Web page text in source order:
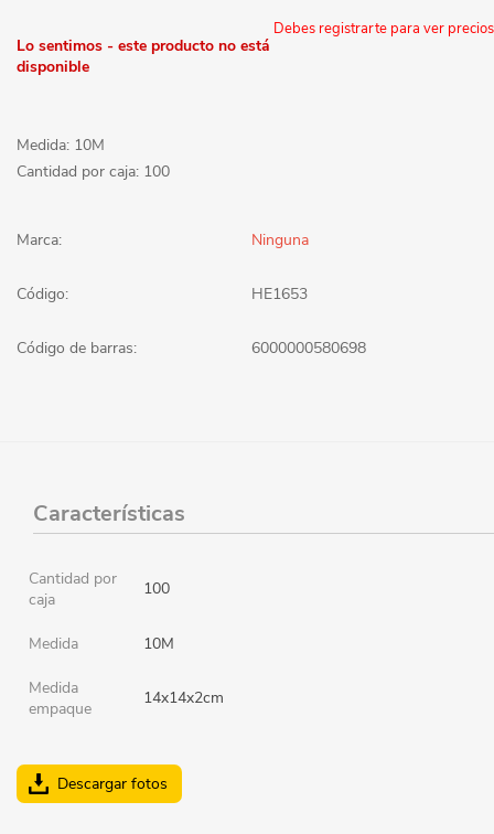
Debes registrarte para ver precios
Lo sentimos - este producto no está
disponible
Medida: 10M
Cantidad por caja: 100
Marca: Ninguna
Código: HE1653
Código de barras: 6000000580698
Características
Cantidad por
caja
100
Medida 10M
Medida
empaque
14x14x2cm
Descargar fotos